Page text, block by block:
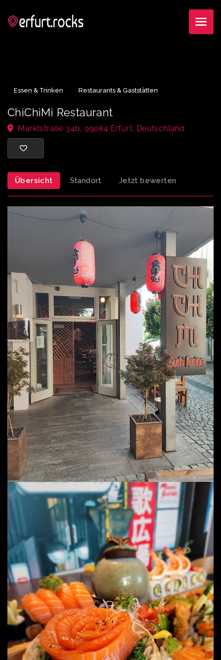
ChiChiMi Restaurant
Marktstraße 34b, 99084 Erfurt, Deutschland
Übersicht Standort Jetzt bewerten